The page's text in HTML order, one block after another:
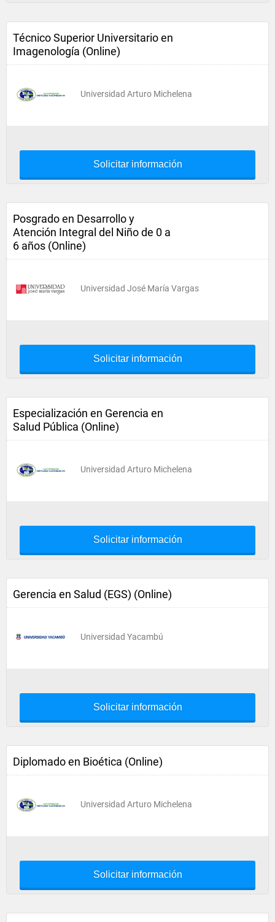
Técnico Superior Universitario en
Imagenología (Online)
Universidad Arturo Michelena
Solicitar información
Posgrado en Desarrollo y
Atención Integral del Niño de 0 a
6 años (Online)
Universidad José María Vargas
Solicitar información
Especialización en Gerencia en
Salud Pública (Online)
Universidad Arturo Michelena
Solicitar información
Gerencia en Salud (EGS) (Online)
Universidad Yacambú
Solicitar información
Diplomado en Bioética (Online)
Universidad Arturo Michelena
Solicitar información